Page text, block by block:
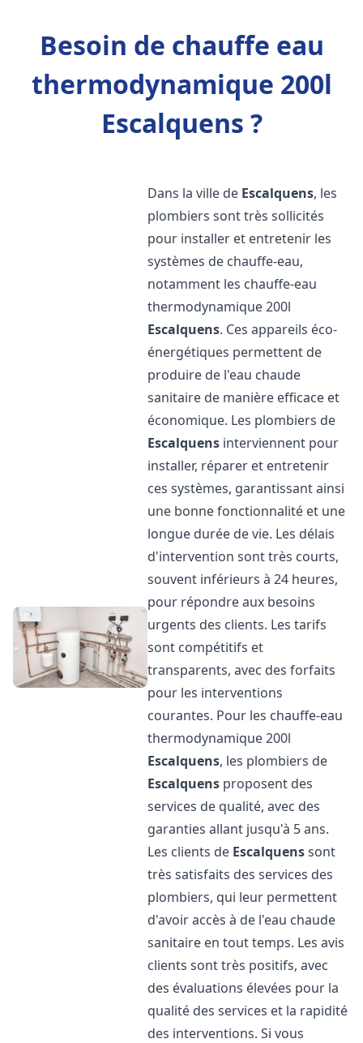
Besoin de chauffe eau
thermodynamique 200l
Escalquens ?
Dans la ville de Escalquens, les
plombiers sont très sollicités
pour installer et entretenir les
systèmes de chauffe-eau,
notamment les chauffe-eau
thermodynamique 200l
Escalquens. Ces appareils éco-
énergétiques permettent de
produire de l'eau chaude
sanitaire de manière efficace et
économique. Les plombiers de
Escalquens interviennent pour
installer, réparer et entretenir
ces systèmes, garantissant ainsi
une bonne fonctionnalité et une
longue durée de vie. Les délais
d'intervention sont très courts,
souvent inférieurs à 24 heures,
pour répondre aux besoins
urgents des clients. Les tarifs
sont compétitifs et
transparents, avec des forfaits
pour les interventions
courantes. Pour les chauffe-eau
thermodynamique 200l
Escalquens, les plombiers de
Escalquens proposent des
services de qualité, avec des
garanties allant jusqu'à 5 ans.
Les clients de Escalquenssont
très satisfaits des services des
plombiers, qui leur permettent
d'avoir accès à de l'eau chaude
sanitaire en tout temps. Les avis
clients sont très positifs, avec
des évaluations élevées pour la
qualité des services et la rapidité
des interventions. Si vous